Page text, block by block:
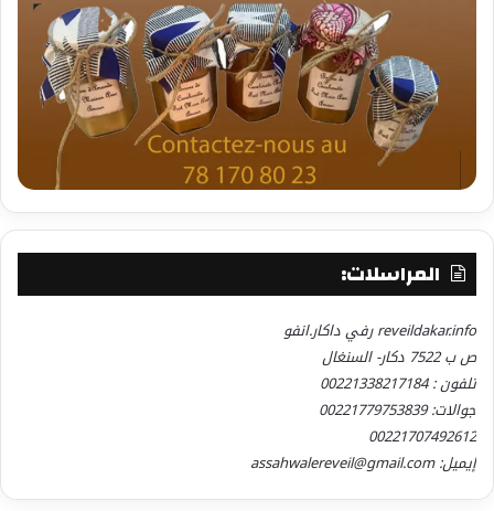
المراسلات:
reveildakar.info رفي داكار.انفو
ص ب 7522 دكار- السنغال
تلفون : 00221338217184
جوالات: 00221779753839
00221707492612
إيميل: assahwalereveil@gmail.com